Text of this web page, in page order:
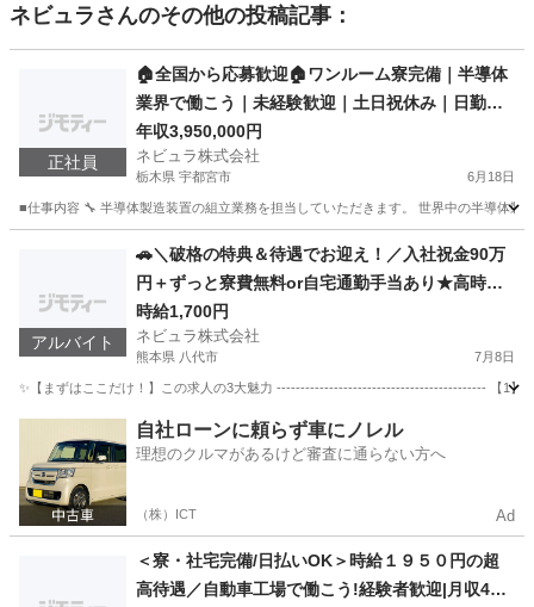
ネビュラ さんのその他の投稿記事：
正社員
🏠全国から応募歓迎🏠ワンルーム寮完備｜半導体
業界で働こう｜未経験歓迎｜土日祝休み｜日勤専
属｜熊本勤務｜半導体製造装置の組立スタッフ
年収3,950,000円
ネビュラ株式会社
栃木県 宇都宮市 6月18日
■仕事内容 🔧 半導体製造装置の組立業務を担当していただきます。 世界中の半導体
その他 未経験
アルバイト
🚗＼破格の特典＆待遇でお迎え！／入社祝金90万
円＋ずっと寮費無料or自宅通勤手当あり★高時給
1,700円で年収420万も可能！即日払いOKの大手
自動車製造スタッフ［福岡県宮若市］108205
時給1,700円
ネビュラ株式会社
熊本県 八代市 7月8日
✨【まずはここだけ！】この求人の3大魅力 -------------------------------------------- 【1】
軽作業 スタッフ
自社ローンに頼らず車にノレル
理想のクルマがあるけど審査に通らない方へ
（株）ICT Ad
＜寮・社宅完備/日払いOK＞時給１９５０円の超
高待遇／自動車工場で働こう!経験者歓迎|月収40